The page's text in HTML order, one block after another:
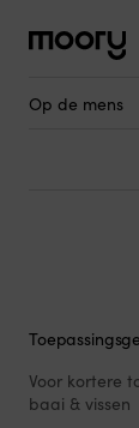
Op de mens
Voor kortere
baai & vissen